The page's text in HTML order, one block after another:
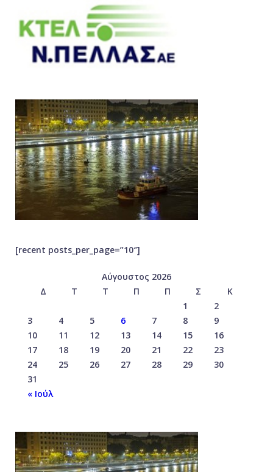
[recent posts_per_page=”10″]
Αύγουστος 2026
Δ
Τ Τ Π Π Σ
Κ
1
2
3
4 5 6 7 8
9
10
11 12 13 14 15
16
17
18 19 20 21 22
23
24
25 26 27 28 29
30
31
« Ιούλ